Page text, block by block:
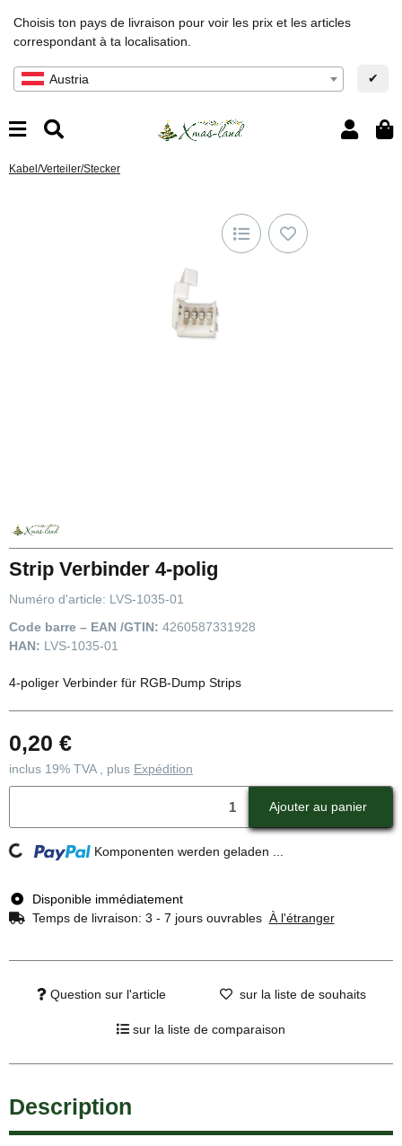
Choisis ton pays de livraison pour voir les prix et les articles
correspondant à ta localisation.
Austria ✔
Kabel/Verteiler/Stecker
Strip Verbinder 4-polig
Numéro d'article: LVS-1035-01
Code barre – EAN /GTIN: 4260587331928
HAN: LVS-1035-01
4-poliger Verbinder für RGB-Dump Strips
0,20 €
inclus 19% TVA , plus Expédition
Ajouter au panier
Loading... Komponenten werden geladen ...
Disponible immédiatement
Temps de livraison: 3 - 7 jours ouvrables À l'étranger
Question sur l'article sur la liste de souhaits
sur la liste de comparaison
Description